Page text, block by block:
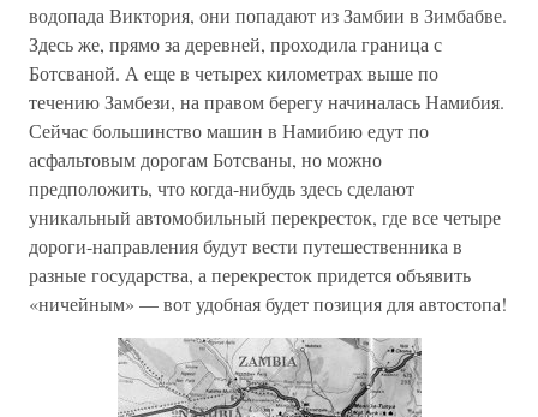
водопада Виктория, они попадают из Замбии в Зимбабве.
Здесь же, прямо за деревней, проходила граница с
Ботсваной. А еще в четырех километрах выше по
течению Замбези, на правом берегу начиналась Намибия.
Сейчас большинство машин в Намибию едут по
асфальтовым дорогам Ботсваны, но можно
предположить, что когда-нибудь здесь сделают
уникальный автомобильный перекресток, где все четыре
дороги-направления будут вести путешественника в
разные государства, а перекресток придется объявить
«ничейным» — вот удобная будет позиция для автостопа!